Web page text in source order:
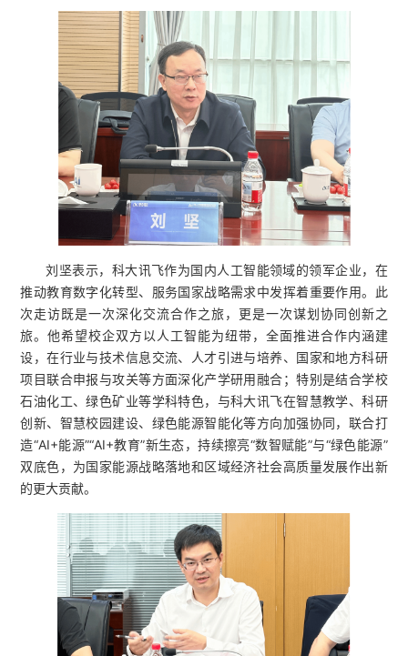
刘坚表示，科大讯飞作为国内人工智能领域的领军企业，在
推动教育数字化转型、服务国家战略需求中发挥着重要作用。此
次走访既是一次深化交流合作之旅，更是一次谋划协同创新之
旅。他希望校企双方以人工智能为纽带，全面推进合作内涵建
设，在行业与技术信息交流、人才引进与培养、国家和地方科研
项目联合申报与攻关等方面深化产学研用融合；特别是结合学校
石油化工、绿色矿业等学科特色，与科大讯飞在智慧教学、科研
创新、智慧校园建设、绿色能源智能化等方向加强协同，联合打
造“AI+能源”“AI+教育”新生态，持续擦亮“数智赋能”与“绿色能源”
双底色，为国家能源战略落地和区域经济社会高质量发展作出新
的更大贡献。